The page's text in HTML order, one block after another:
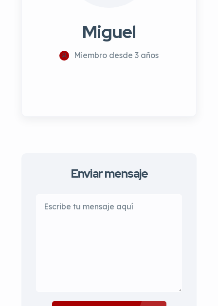
Miguel
Miembro desde 3 años
Enviar mensaje